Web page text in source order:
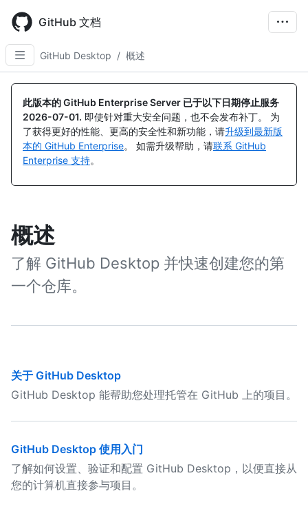
main
content
GitHub 文档
GitHub Desktop / 概述
此版本的 GitHub Enterprise Server 已于以下日期停止服务
2026-07-01. 即使针对重大安全问题，也不会发布补丁。 为
了获得更好的性能、更高的安全性和新功能，请升级到最新版
本的 GitHub Enterprise。 如需升级帮助，请联系 GitHub
Enterprise 支持。
概述
了解 GitHub Desktop 并快速创建您的第
一个仓库。
关于 GitHub Desktop
GitHub Desktop 能帮助您处理托管在 GitHub 上的项目。
GitHub Desktop 使用入门
了解如何设置、验证和配置 GitHub Desktop，以便直接从
您的计算机直接参与项目。